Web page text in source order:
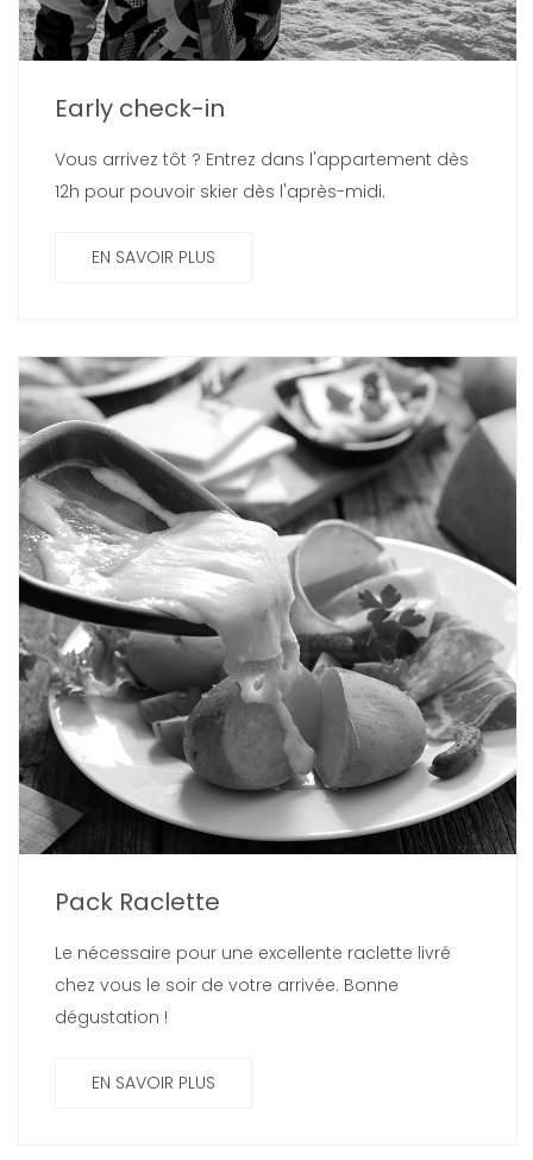
Early check-in
Vous arrivez tôt ? Entrez dans l'appartement dès
12h pour pouvoir skier dès l'après-midi.
EN SAVOIR PLUS
Pack Raclette
Le nécessaire pour une excellente raclette livré
chez vous le soir de votre arrivée. Bonne
dégustation !
EN SAVOIR PLUS